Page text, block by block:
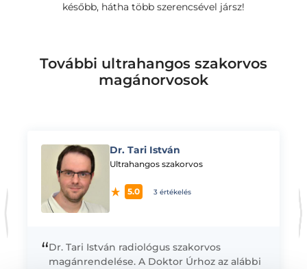
később, hátha több szerencsével jársz!
További ultrahangos szakorvos
magánorvosok
Dr. Tari István
Ultrahangos szakorvos
5.0 3 értékelés
“Dr. Tari István radiológus szakorvos
magánrendelése. A Doktor Úrhoz az alábbi